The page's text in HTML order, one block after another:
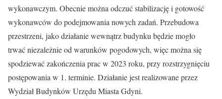
wykonawczym. Obecnie można odczuć stabilizację i gotowość
wykonawców do podejmowania nowych zadań. Przebudowa
przestrzeni, jako działanie wewnątrz budynku będzie mogło
trwać niezależnie od warunków pogodowych, więc można się
spodziewać zakończenia prac w 2023 roku, przy rozstrzygnięciu
postępowania w 1. terminie. Działanie jest realizowane przez
Wydział Budynków Urzędu Miasta Gdyni.